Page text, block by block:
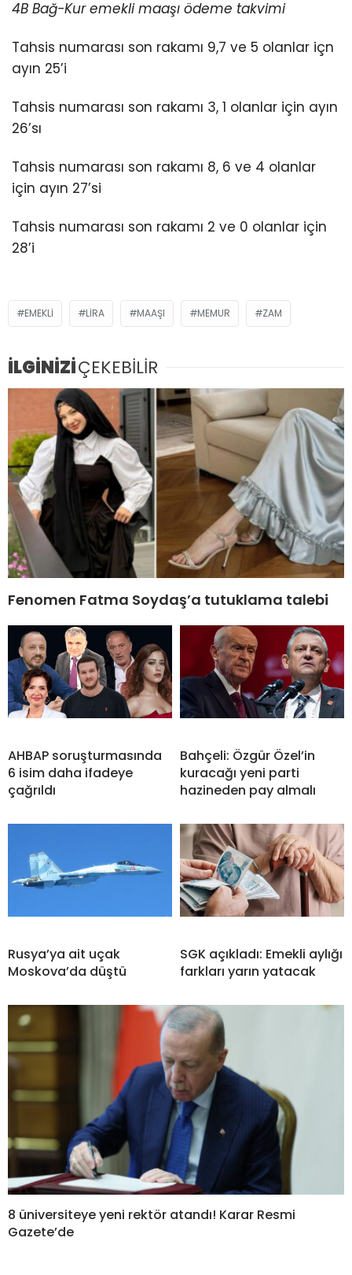
4B Bağ-Kur emekli maaşı ödeme takvimi
Tahsis numarası son rakamı 9,7 ve 5 olanlar içn
ayın 25’i
Tahsis numarası son rakamı 3, 1 olanlar için ayın
26’sı
Tahsis numarası son rakamı 8, 6 ve 4 olanlar
için ayın 27’si
Tahsis numarası son rakamı 2 ve 0 olanlar için
28’i
EMEKLI LIRA MAAŞI MEMUR ZAM
İLGİNİZİÇEKEBİLİR
Fenomen Fatma Soydaş’a tutuklama talebi
AHBAP soruşturmasında
6 isim daha ifadeye
çağrıldı
Bahçeli: Özgür Özel’in
kuracağı yeni parti
hazineden pay almalı
Rusya’ya ait uçak
Moskova’da düştü
SGK açıkladı: Emekli aylığı
farkları yarın yatacak
8 üniversiteye yeni rektör atandı! Karar Resmi
Gazete’de